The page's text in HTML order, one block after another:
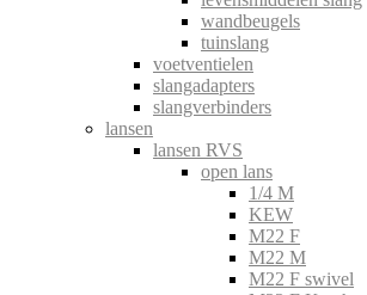
wandbeugels
tuinslang
voetventielen
slangadapters
slangverbinders
lansen
lansen RVS
open lans
1/4 M
KEW
M22 F
M22 M
M22 F swivel